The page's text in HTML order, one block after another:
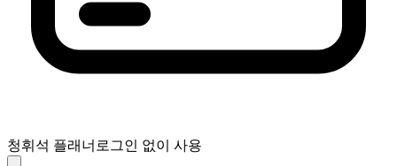
청휘석 플래너 로그인 없이 사용